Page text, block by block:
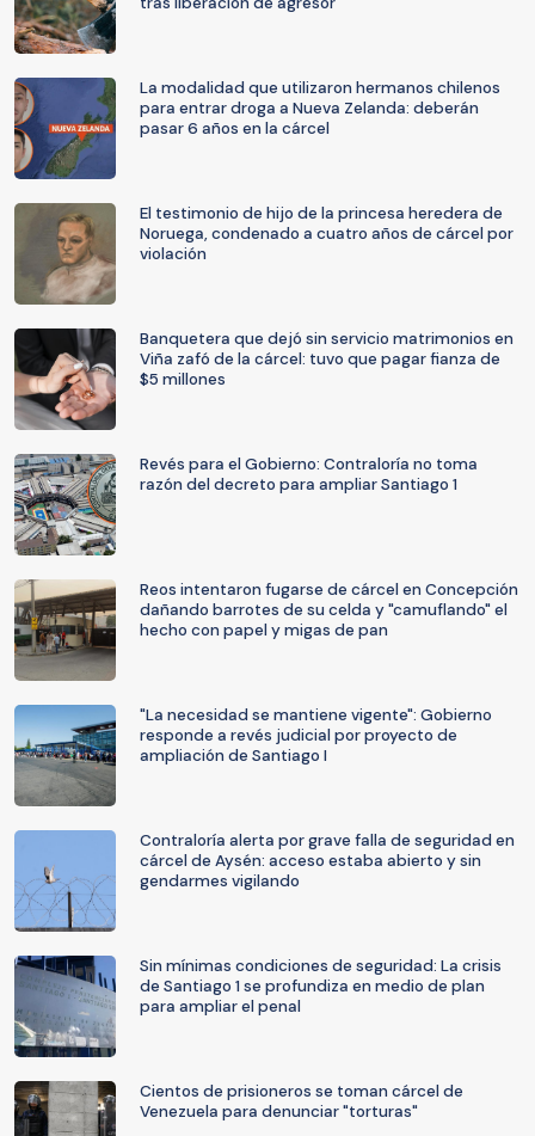
La modalidad que utilizaron hermanos chilenos
para entrar droga a Nueva Zelanda: deberán
pasar 6 años en la cárcel
El testimonio de hijo de la princesa heredera de
Noruega, condenado a cuatro años de cárcel por
violación
Banquetera que dejó sin servicio matrimonios en
Viña zafó de la cárcel: tuvo que pagar fianza de
$5 millones
Revés para el Gobierno: Contraloría no toma
razón del decreto para ampliar Santiago 1
Reos intentaron fugarse de cárcel en Concepción
dañando barrotes de su celda y "camuflando" el
hecho con papel y migas de pan
"La necesidad se mantiene vigente": Gobierno
responde a revés judicial por proyecto de
ampliación de Santiago I
Contraloría alerta por grave falla de seguridad en
cárcel de Aysén: acceso estaba abierto y sin
gendarmes vigilando
Sin mínimas condiciones de seguridad: La crisis
de Santiago 1 se profundiza en medio de plan
para ampliar el penal
Cientos de prisioneros se toman cárcel de
Venezuela para denunciar "torturas"